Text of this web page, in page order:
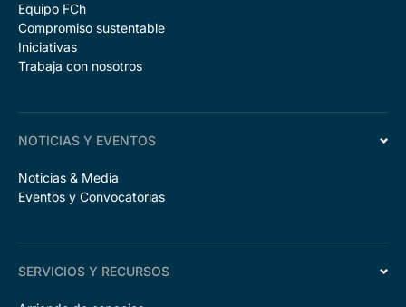
Equipo FCh
Compromiso sustentable
Iniciativas
Trabaja con nosotros
NOTICIAS Y EVENTOS
Noticias & Media
Eventos y Convocatorias
SERVICIOS Y RECURSOS